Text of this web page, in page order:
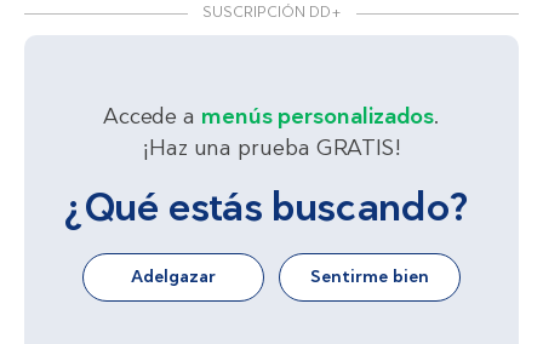
SUSCRIPCIÓN DD+
Accede a menús personalizados.
¡Haz una prueba GRATIS!
¿Qué estás buscando?
Adelgazar Sentirme bien